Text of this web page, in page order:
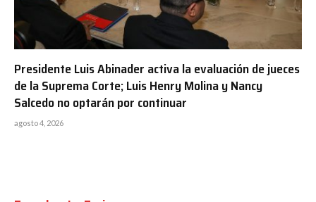
Presidente Luis Abinader activa la evaluación de jueces
de la Suprema Corte; Luis Henry Molina y Nancy
Salcedo no optarán por continuar
agosto 4, 2026